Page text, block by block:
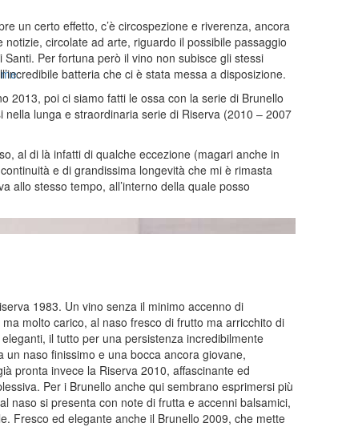
un certo effetto, c’è circospezione e riverenza, ancora
circolate ad arte, riguardo il possibile passaggio
Per fortuna però il vino non subisce gli stessi
batteria che ci è stata messa a disposizione.
2013, poi ci siamo fatti le ossa con la serie di Brunello
lunga e straordinaria serie di Riserva (2010 – 2007
al di là infatti di qualche eccezione (magari anche in
e di grandissima longevità che mi è rimasta
allo stesso tempo, all’interno della quale posso
1983. Un vino senza il minimo accenno di
molto carico, al naso fresco di frutto ma arricchito di
il tutto per una persistenza incredibilmente
naso finissimo e una bocca ancora giovane,
pronta invece la Riserva 2010, affascinante ed
Per i Brunello anche qui sembrano esprimersi più
naso si presenta con note di frutta e accenni balsamici,
Fresco ed elegante anche il Brunello 2009, che mette